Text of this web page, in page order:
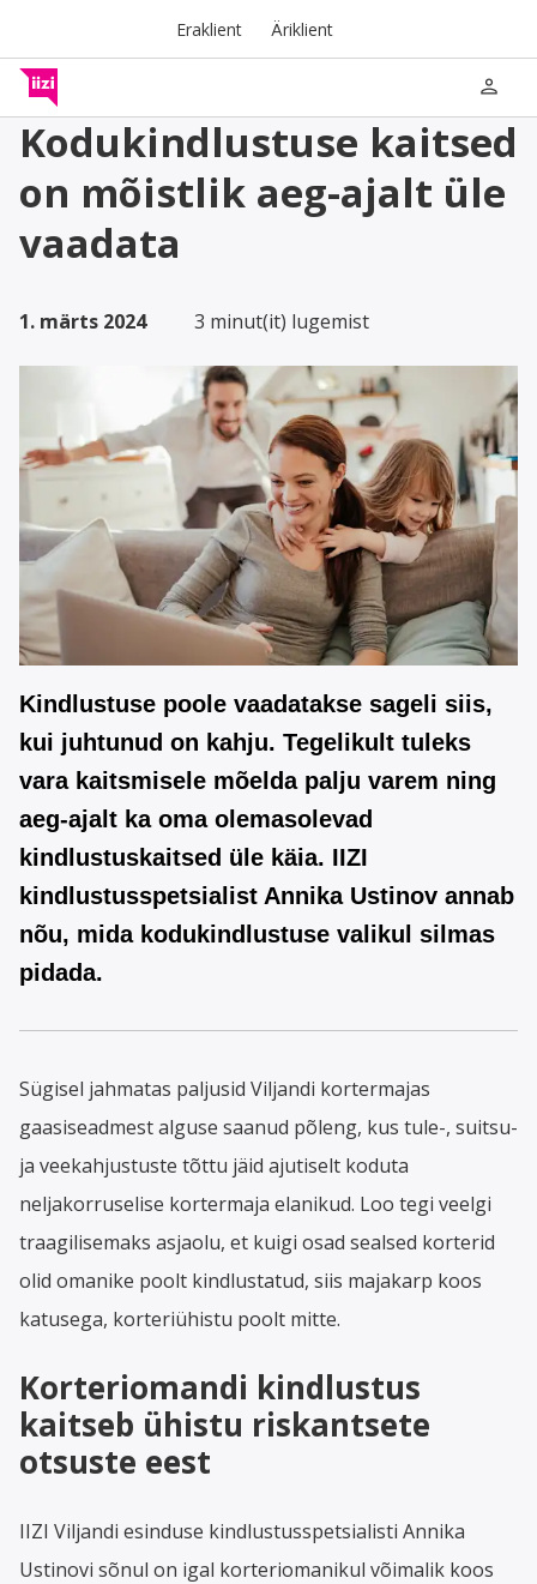
Eraklient Äriklient
person
Kodukindlustuse kaitsed
on mõistlik aeg-ajalt üle
vaadata
1. märts 2024 3 minut(it) lugemist
Kindlustuse poole vaadatakse sageli siis,
kui juhtunud on kahju. Tegelikult tuleks
vara kaitsmisele mõelda palju varem ning
aeg-ajalt ka oma olemasolevad
kindlustuskaitsed üle käia. IIZI
kindlustusspetsialist Annika Ustinov annab
nõu, mida kodukindlustuse valikul silmas
pidada.
Sügisel jahmatas paljusid Viljandi kortermajas
gaasiseadmest alguse saanud põleng, kus tule-, suitsu-
ja veekahjustuste tõttu jäid ajutiselt koduta
neljakorruselise kortermaja elanikud. Loo tegi veelgi
traagilisemaks asjaolu, et kuigi osad sealsed korterid
olid omanike poolt kindlustatud, siis majakarp koos
katusega, korteriühistu poolt mitte.
Korteriomandi kindlustus
kaitseb ühistu riskantsete
otsuste eest
IIZI Viljandi esinduse kindlustusspetsialisti Annika
Ustinovi sõnul on igal korteriomanikul võimalik koos